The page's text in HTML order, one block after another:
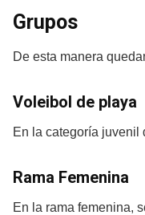
Grupos
De esta manera
Voleibol de playa
En la categoría juvenil
Rama Femenina
En la rama femenina,